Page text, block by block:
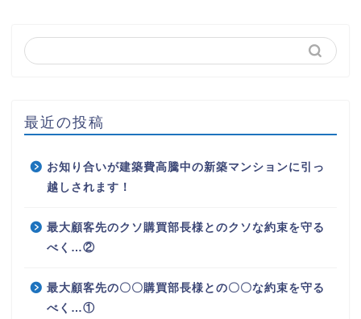
最近の投稿
お知り合いが建築費高騰中の新築マンションに引っ
越しされます！
最大顧客先のクソ購買部長様とのクソな約束を守る
べく…②
最大顧客先の〇〇購買部長様との〇〇な約束を守る
べく…①